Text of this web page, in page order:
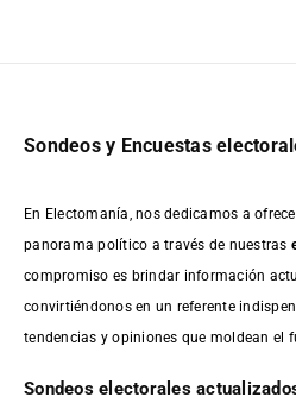
Sondeos y Encuestas
En Electomanía, nos dedicamos a
panorama político a través de nuestras
compromiso es brindar información
convirtiéndonos en un referente
tendencias y opiniones que moldean el
Sondeos electorales